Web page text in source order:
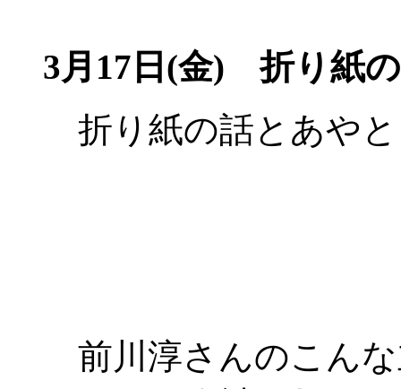
3月17日(金) 折り紙の
折り紙の話とあや
前川淳さんのこん